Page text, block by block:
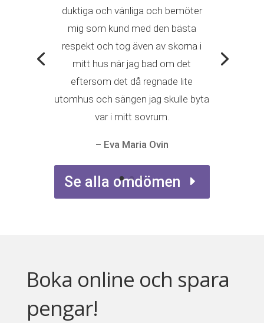
duktiga och vänliga och bemöter
mig som kund med den bästa
respekt och tog även av skorna i
mitt hus när jag bad om det
eftersom det då regnade lite
utomhus och sängen jag skulle byta
var i mitt sovrum.
– Eva Maria Ovin
Se alla omdömen
Boka online och spara
pengar!